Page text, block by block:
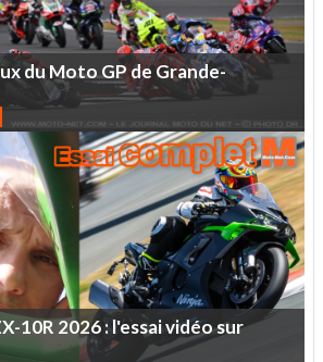
duMotoGPdeGrande-
10R2026:l'essaividéosur